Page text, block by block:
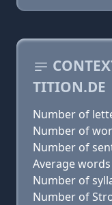
TITION.DE
Number of
Number of
Number of
Average
Number of
Number of